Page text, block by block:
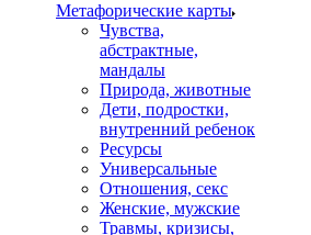
Mетафорические карты
Чувства,
абстрактные,
мандалы
Природа, животные
Дети, подростки,
внутренний ребенок
Ресурсы
Универсальные
Отношения, секс
Женские, мужские
Травмы, кризисы,